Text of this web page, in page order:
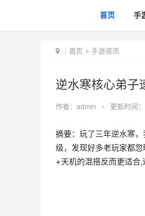
首页 手
首页 > 手游资讯
逆水寒核心弟子
作者： admin • 更新时间
摘要：玩了三年逆水寒
级，发现好多老玩家都
+天机的混搭反而更适合